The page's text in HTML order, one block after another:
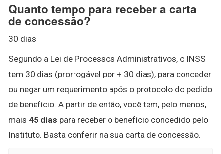
Quanto tempo para receber a carta
de concessão?
30 dias
Segundo a Lei de Processos Administrativos, o INSS
tem 30 dias (prorrogável por + 30 dias), para conceder
ou negar um requerimento após o protocolo do pedido
de benefício. A partir de então, você tem, pelo menos,
mais 45 dias para receber o benefício concedido pelo
Instituto. Basta conferir na sua carta de concessão.